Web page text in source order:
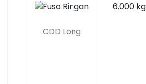
CDD Long
6.000 kg